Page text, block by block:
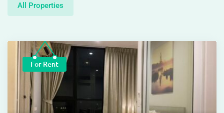
All Properties
For Rent